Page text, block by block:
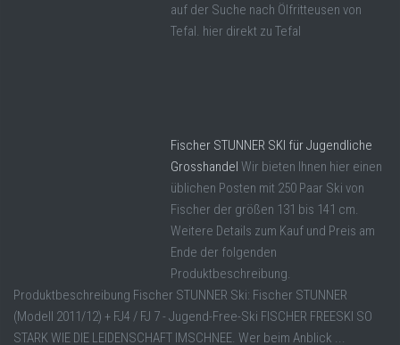
auf der Suche nach Ölfritteusen von
Tefal. hier direkt zu Tefal
Fischer STUNNER SKI für Jugendliche
Grosshandel Wir bieten Ihnen hier einen
üblichen Posten mit 250 Paar Ski von
Fischer der größen 131 bis 141 cm.
Weitere Details zum Kauf und Preis am
Ende der folgenden
Produktbeschreibung.
Produktbeschreibung Fischer STUNNER Ski: Fischer STUNNER
(Modell 2011/12) + FJ4 / FJ 7 - Jugend-Free-Ski FISCHER FREESKI SO
STARK WIE DIE LEIDENSCHAFT IMSCHNEE. Wer beim Anblick ...